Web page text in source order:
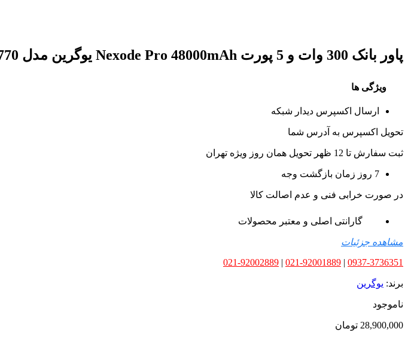
پاور بانک 300 وات و 5 پورت Nexode Pro 48000mAh یوگرین مدل PB770 کد 25286
ویژگی ها
ارسال اکسپرس دیدار شبکه
تحویل اکسپرس به آدرس شما
ثبت سفارش تا 12 ظهر تحویل همان روز ویژه تهران
7 روز زمان بازگشت وجه
در صورت خرابی فنی و عدم اصالت کالا
گارانتی اصلی و معتبر محصولات
مشاهده جزئیات
0937-3736351
|
021-92001889
|
021-92002889
برند: یوگرین
ناموجود
28,900,000 تومان